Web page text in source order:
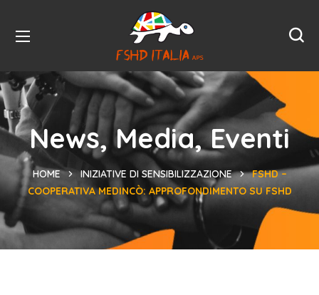
News, Media, Eventi
HOME INIZIATIVE DI SENSIBILIZZAZIONE
FSHD –
COOPERATIVA MEDINCÒ: APPROFONDIMENTO SU FSHD